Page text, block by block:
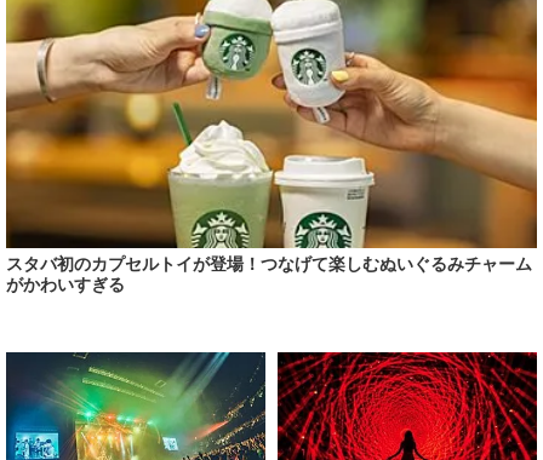
スタバ初のカプセルトイが登場！つなげて楽しむぬいぐるみチャーム
がかわいすぎる